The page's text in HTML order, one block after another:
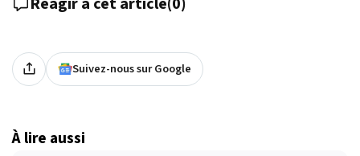
Suivez-nous sur Google
À lire aussi